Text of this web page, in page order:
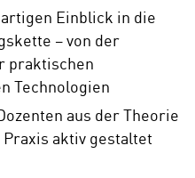
Einblick in die
– von der
praktischen
Technologien
aus der Theorie
aktiv gestaltet